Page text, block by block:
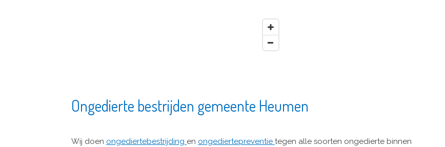
Ongedierte bestrijden gemeente Heumen
Wij doen ongediertebestrijding en ongediertepreventie tegen alle soorten ongedierte binnen